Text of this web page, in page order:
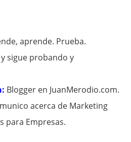
aprende. Prueba.
sigue probando y
Blogger en JuanMerodio.com.
acerca de Marketing
para Empresas.